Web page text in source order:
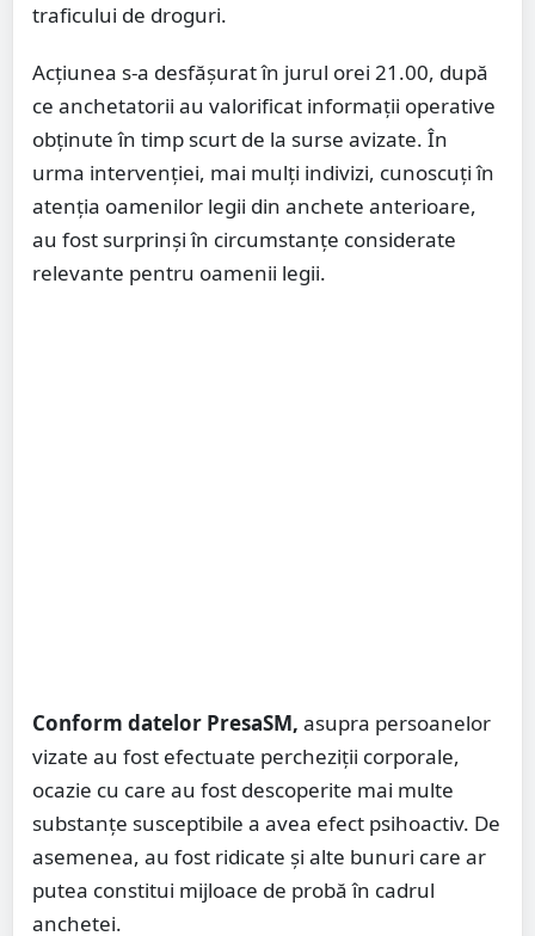
traficului de droguri.
Acțiunea s-a desfășurat în jurul orei 21.00, după
ce anchetatorii au valorificat informații operative
obținute în timp scurt de la surse avizate. În
urma intervenției, mai mulți indivizi, cunoscuți în
atenția oamenilor legii din anchete anterioare,
au fost surprinși în circumstanțe considerate
relevante pentru oamenii legii.
Conform datelor PresaSM, asupra persoanelor
vizate au fost efectuate percheziții corporale,
ocazie cu care au fost descoperite mai multe
substanțe susceptibile a avea efect psihoactiv. De
asemenea, au fost ridicate și alte bunuri care ar
putea constitui mijloace de probă în cadrul
anchetei.